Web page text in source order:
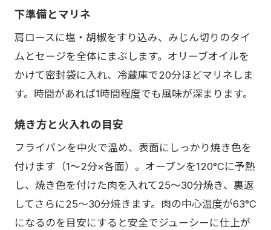
下準備とマリネ
肩ロースに塩・胡椒をすり込み、みじん切りのタイ
ムとセージを全体にまぶします。オリーブオイルを
かけて密封袋に入れ、冷蔵庫で20分ほどマリネしま
す。時間があれば1時間程度でも風味が深まります。
焼き方と火入れの目安
フライパンを中火で温め、表面にしっかり焼き色を
付けます（1〜2分×各面）。オーブンを120°Cに予熱
し、焼き色を付けた肉を入れて25〜30分焼き、裏返
してさらに25〜30分焼きます。肉の中心温度が63°C
になるのを目安にすると安全でジューシーに仕上が